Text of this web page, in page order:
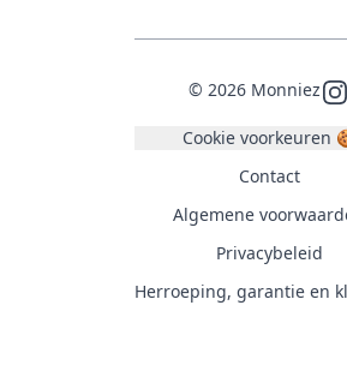
© 2026 Monniez
Cookie voorkeuren
Contact
Algemene
Privacybeleid
Herroeping, garantie en